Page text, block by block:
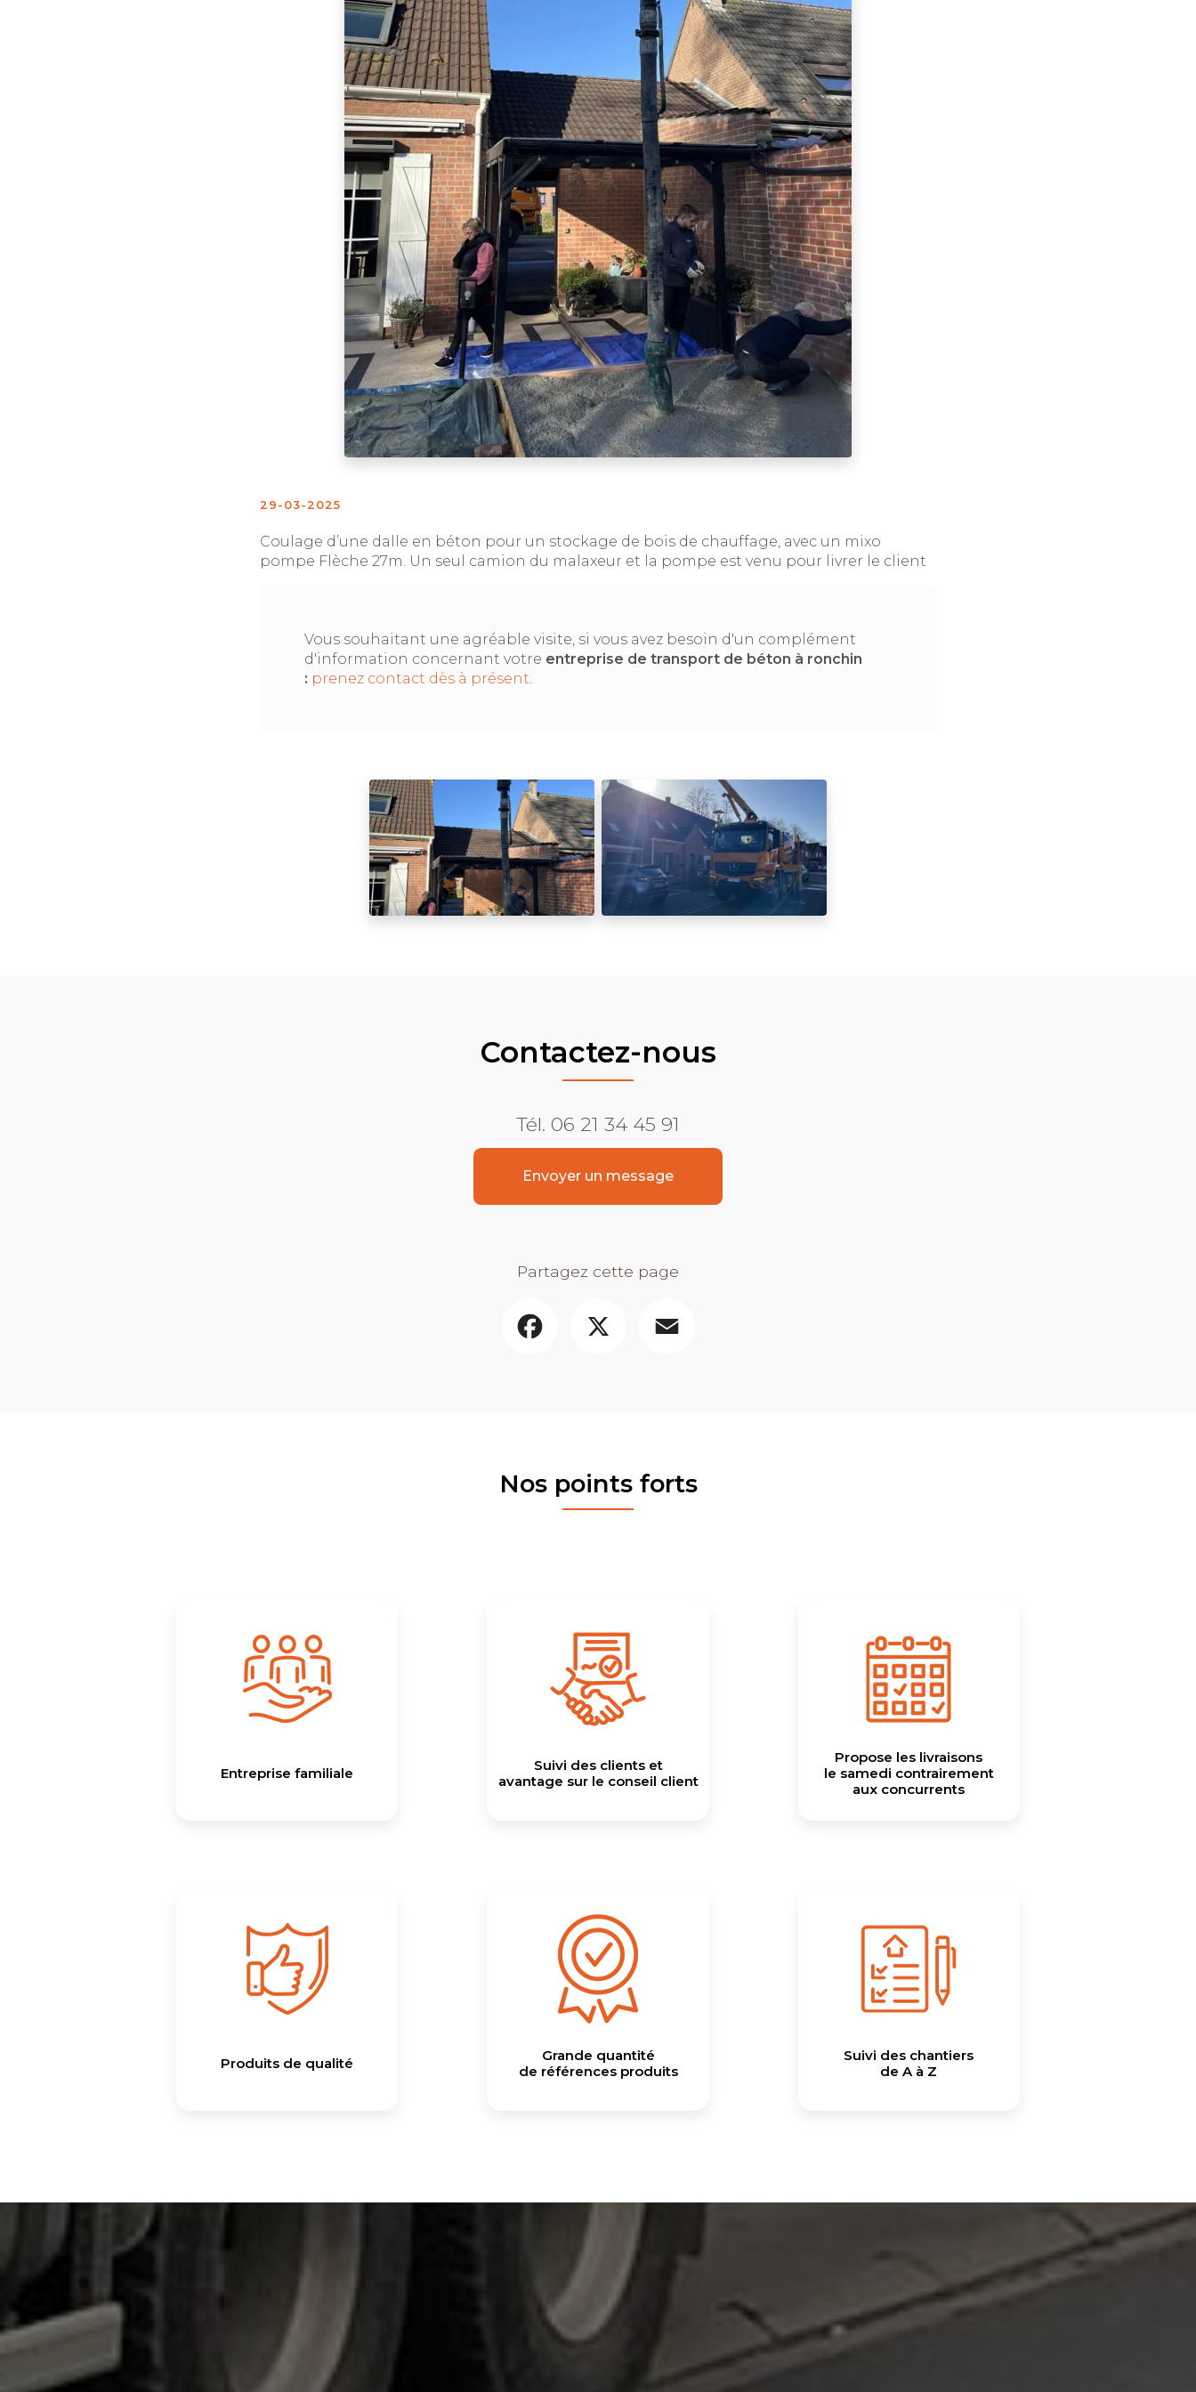
29-03-2025
Coulage d’une dalle en béton pour un stockage de bois de chauffage, avec un mixo
pompe Flèche 27m. Un seul camion du malaxeur et la pompe est venu pour livrer le client
Vous souhaitant une agréable visite, si vous avez besoin d'un complément
d'information concernant votre entreprise de transport de béton à ronchin
: prenez contact dès à présent.
Contactez-nous
Tél. 06 21 34 45 91
Envoyer un message
Partagez cette page
Nos points forts
Entreprise familiale
Suivi des clients et
avantage sur le conseil client
Propose les livraisons
le samedi contrairement
aux concurrents
Produits de qualité
Grande quantité
de références produits
Suivi des chantiers
de A à Z